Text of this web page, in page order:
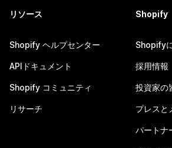
リソース
Shopify ヘルプセンター
APIドキュメント
Shopify コミュニティ
リサーチ
Shopify
Shopify
採用情報
投資家の
プレスと
パートナ